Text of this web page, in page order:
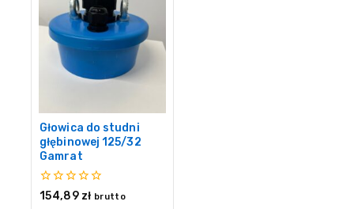
Głowica do studni
głębinowej 125/32
Gamrat
0
154,89 zł brutto